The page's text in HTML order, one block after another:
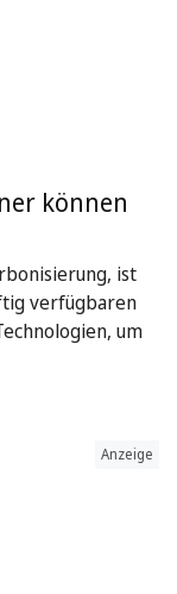
können
ist
verfügbaren
um
Anzeige